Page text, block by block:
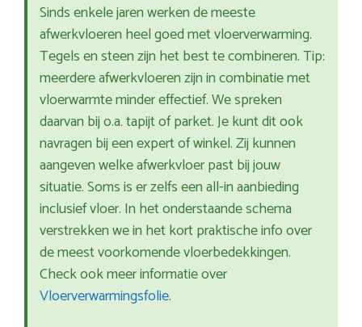
Sinds enkele jaren werken de meeste
afwerkvloeren heel goed met vloerverwarming.
Tegels en steen zijn het best te combineren. Tip:
meerdere afwerkvloeren zijn in combinatie met
vloerwarmte minder effectief. We spreken
daarvan bij o.a. tapijt of parket. Je kunt dit ook
navragen bij een expert of winkel. Zij kunnen
aangeven welke afwerkvloer past bij jouw
situatie. Soms is er zelfs een all-in aanbieding
inclusief vloer. In het onderstaande schema
verstrekken we in het kort praktische info over
de meest voorkomende vloerbedekkingen.
Check ook meer informatie over
Vloerverwarmingsfolie.